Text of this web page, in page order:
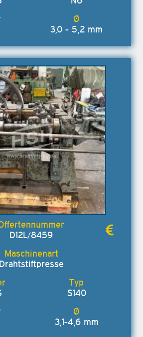
3,0 - 5,2 mm
D12L/8459
Drahtstiftpresse
S140
3,1-4,6 mm